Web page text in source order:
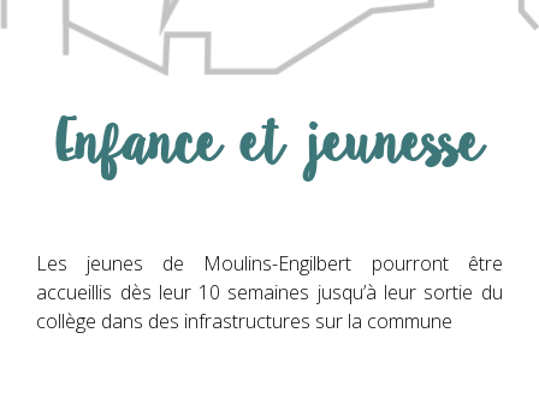
Enfance et jeunesse
Les jeunes de Moulins-Engilbert pourront être
accueillis dès leur 10 semaines jusqu’à leur sortie du
collège dans des infrastructures sur la commune